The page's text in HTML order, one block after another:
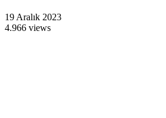
19 Aralık 2023
4.966 views